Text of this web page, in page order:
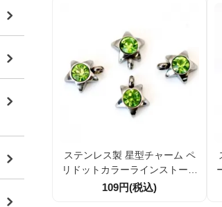
ステンレス製 星型チャーム ペ
リドットカラーラインストーン
付き 約9.3mm カン内径2.5mm
109円(税込)